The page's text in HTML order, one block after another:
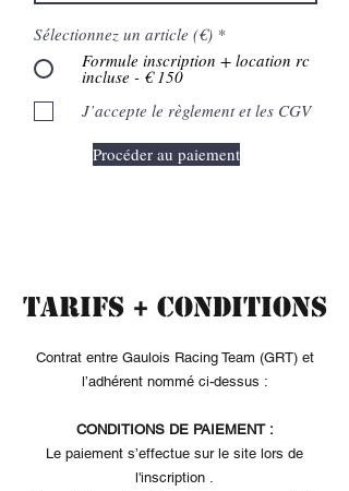
Sélectionnez un article (€) *
Formule inscription + location rc
incluse - € 150
J’accepte le règlement et les CGV
Procéder au paiement
tarifs + Conditions
Contrat entre Gaulois Racing Team (GRT) et
l’adhérent nommé ci-dessus :
CONDITIONS DE PAIEMENT :
Le paiement s’effectue sur le site lors de
l'inscription .